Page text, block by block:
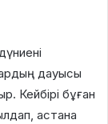
дауысы
Кейбірі бұған
астана